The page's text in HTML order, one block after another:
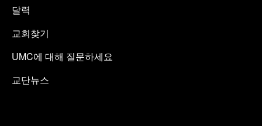
달력
교회찾기
UMC에 대해 질문하세요
교단뉴스